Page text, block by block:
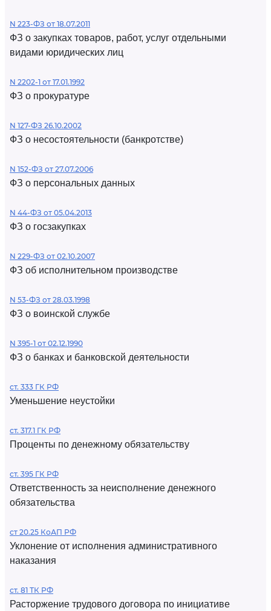
N 223-ФЗ от 18.07.2011
ФЗ о закупках товаров, работ, услуг отдельными
видами юридических лиц
N 2202-1 от 17.01.1992
ФЗ о прокуратуре
N 127-ФЗ 26.10.2002
ФЗ о несостоятельности (банкротстве)
N 152-ФЗ от 27.07.2006
ФЗ о персональных данных
N 44-ФЗ от 05.04.2013
ФЗ о госзакупках
N 229-ФЗ от 02.10.2007
ФЗ об исполнительном производстве
N 53-ФЗ от 28.03.1998
ФЗ о воинской службе
N 395-1 от 02.12.1990
ФЗ о банках и банковской деятельности
ст. 333 ГК РФ
Уменьшение неустойки
ст. 317.1 ГК РФ
Проценты по денежному обязательству
ст. 395 ГК РФ
Ответственность за неисполнение денежного
обязательства
ст 20.25 КоАП РФ
Уклонение от исполнения административного
наказания
ст. 81 ТК РФ
Расторжение трудового договора по инициативе